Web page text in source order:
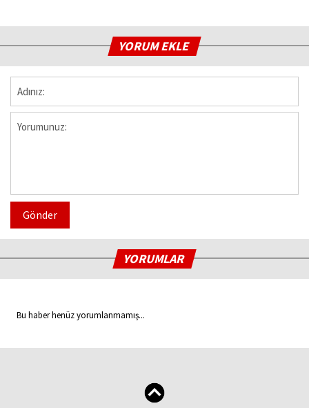
YORUM EKLE
Gönder
YORUMLAR
Bu haber henüz yorumlanmamış...